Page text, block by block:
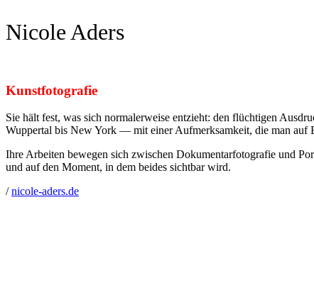
Nicole Aders
Kunstfotografie
Sie hält fest, was sich normalerweise entzieht: den flüchtigen
Wuppertal bis New York — mit einer Aufmerksamkeit, die man auf
Ihre Arbeiten bewegen sich zwischen Dokumentarfotografie und
und auf den Moment, in dem beides sichtbar wird.
/nicole-aders.de